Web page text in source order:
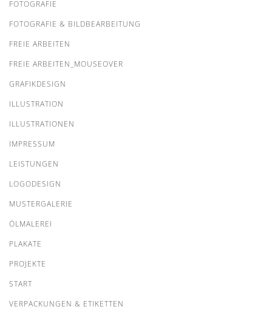
FOTOGRAFIE
FOTOGRAFIE & BILDBEARBEITUNG
FREIE ARBEITEN
FREIE ARBEITEN_MOUSEOVER
GRAFIKDESIGN
ILLUSTRATION
ILLUSTRATIONEN
IMPRESSUM
LEISTUNGEN
LOGODESIGN
MUSTERGALERIE
ÖLMALEREI
PLAKATE
PROJEKTE
START
VERPACKUNGEN & ETIKETTEN